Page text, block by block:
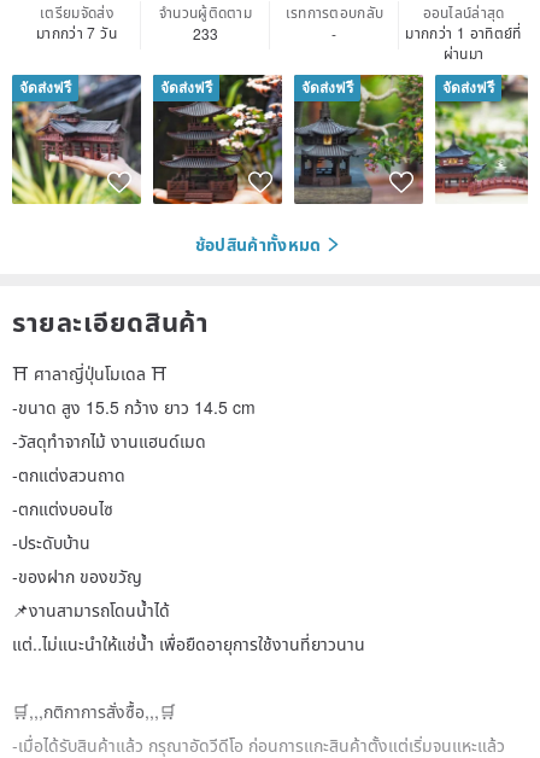
เตรียมจัดส่ง
มากกว่า 7 วัน
จำนวนผู้ติดตาม
233
เรทการตอบกลับ
-
ออนไลน์ล่าสุด
มากกว่า 1 อาทิตย์ที่
ผ่านมา
จัดส่งฟรี จัดส่งฟรี จัดส่งฟรี จัดส่งฟรี
ช้อปสินค้าทั้งหมด
รายละเอียดสินค้า
⛩️ ศาลาญี่ปุ่นโมเดล ⛩️
-ขนาด สูง 15.5 กว้าง ยาว 14.5 cm
-วัสดุทำจากไม้ งานแฮนด์เมด
-ตกแต่งสวนถาด
-ตกแต่งบอนไซ
-ประดับบ้าน
-ของฝาก ของขวัญ
📌งานสามารถโดนน้ำได้
แต่..ไม่แนะนำให้แช่น้ำ เพื่อยืดอายุการใช้งานที่ยาวนาน
🛒,,,กติกาการสั่งซื้อ,,,🛒
-เมื่อได้รับสินค้าแล้ว กรุณาอัดวีดีโอ ก่อนการแกะสินค้าตั้งแต่เริ่มจนแหะแล้ว